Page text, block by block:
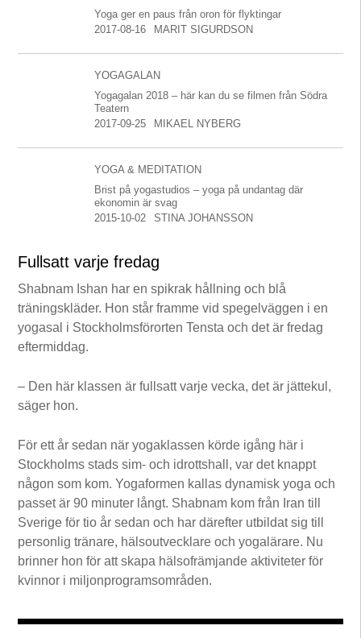
Yoga ger en paus från oron för flyktingar
2017-08-16
MARIT SIGURDSON
YOGAGALAN
Yogagalan 2018 – här kan du se filmen från Södra
Teatern
2017-09-25
MIKAEL NYBERG
YOGA & MEDITATION
Brist på yogastudios – yoga på undantag där
ekonomin är svag
2015-10-02
STINA JOHANSSON
Fullsatt varje fredag
Shabnam Ishan har en spikrak hållning och blå
träningskläder. Hon står framme vid spegelväggen i en
yogasal i Stockholmsförorten Tensta och det är fredag
eftermiddag.
– Den här klassen är fullsatt varje vecka, det är jättekul,
säger hon.
För ett år sedan när yogaklassen körde igång här i
Stockholms stads sim- och idrottshall, var det knappt
någon som kom. Yogaformen kallas dynamisk yoga och
passet är 90 minuter långt. Shabnam kom från Iran till
Sverige för tio år sedan och har därefter utbildat sig till
personlig tränare, hälsoutvecklare och yogalärare. Nu
brinner hon för att skapa hälsofrämjande aktiviteter för
kvinnor i miljonprogramsområden.